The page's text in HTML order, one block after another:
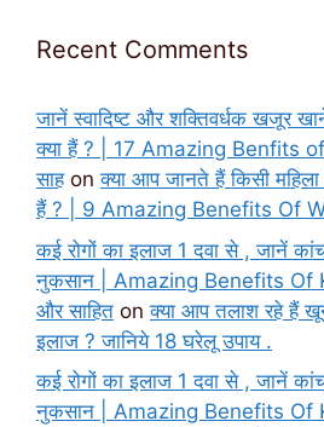
Recent Comments
जानें स्वादिष्ट और शक्तिवर्धक खजूर
क्या हैं ? | 17 Amazing Benfits
साहonक्या आप जानते हैं किसी
हैं ? | 9 Amazing Benefits Of
कई रोगों का इलाज 1 दवा से , जानें
नुकसान | Amazing Benefits Of
और साहित onक्या आप तलाश रहे हैं
इलाज ? जानिये 18 घरेलू उपाय .
कई रोगों का इलाज 1 दवा से , जानें
नुकसान | Amazing Benefits Of